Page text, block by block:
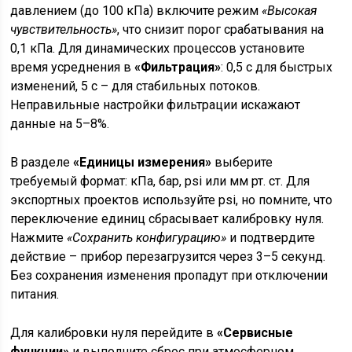
давлением (до 100 кПа) включите режим«Высокая
чувствительность», что снизит порог срабатывания на
0,1 кПа. Для динамических процессов установите
время усреднения в«Фильтрация»: 0,5 с для быстрых
изменений, 5 с – для стабильных потоков.
Неправильные настройки фильтрации искажают
данные на 5–8%.
В разделе«Единицы измерения» выберите
требуемый формат: кПа, бар, psi или мм рт. ст. Для
экспортных проектов используйте psi, но помните, что
переключение единиц сбрасывает калибровку нуля.
Нажмите«Сохранить конфигурацию» и подтвердите
действие – прибор перезагрузится через 3–5 секунд.
Без сохранения изменения пропадут при отключении
питания.
Для калибровки нуля перейдите в«Сервисные